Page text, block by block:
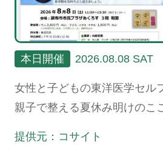
本日開催 2026.08.08 SAT
女性と子どもの東洋医学セル
親子で整える夏休み明けのこ
提供元：コサイト